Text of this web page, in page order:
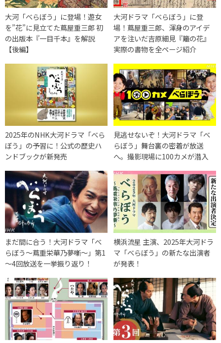
大河「べらぼう」に登場！遊女
を”花”に見立てた蔦屋重三郎 初
の出版本『一目千本』を解説
【後編】
大河ドラマ「べらぼう」に登
場！蔦屋重三郎、渾身のアイデ
アを注いだ吉原細見『籬の花』
実際の書物を全ページ紹介
2025年のNHK大河ドラマ「べら
ぼう」の予習に！公式の歴史ハ
ンドブックが新発売
見逃せないぞ！大河ドラマ「べ
らぼう」舞台裏の密着が放送
へ。撮影現場に100カメが潜入
まだ間に合う！大河ドラマ「べ
らぼう～蔦重栄華乃夢噺～」第1
～4回放送を一挙振り返り！
横浜流星 主演、2025年大河ドラ
マ「べらぼう」の新たな出演者
が発表！